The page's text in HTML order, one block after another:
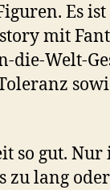
Es
mit
die-Welt-
so gut.
zu lang